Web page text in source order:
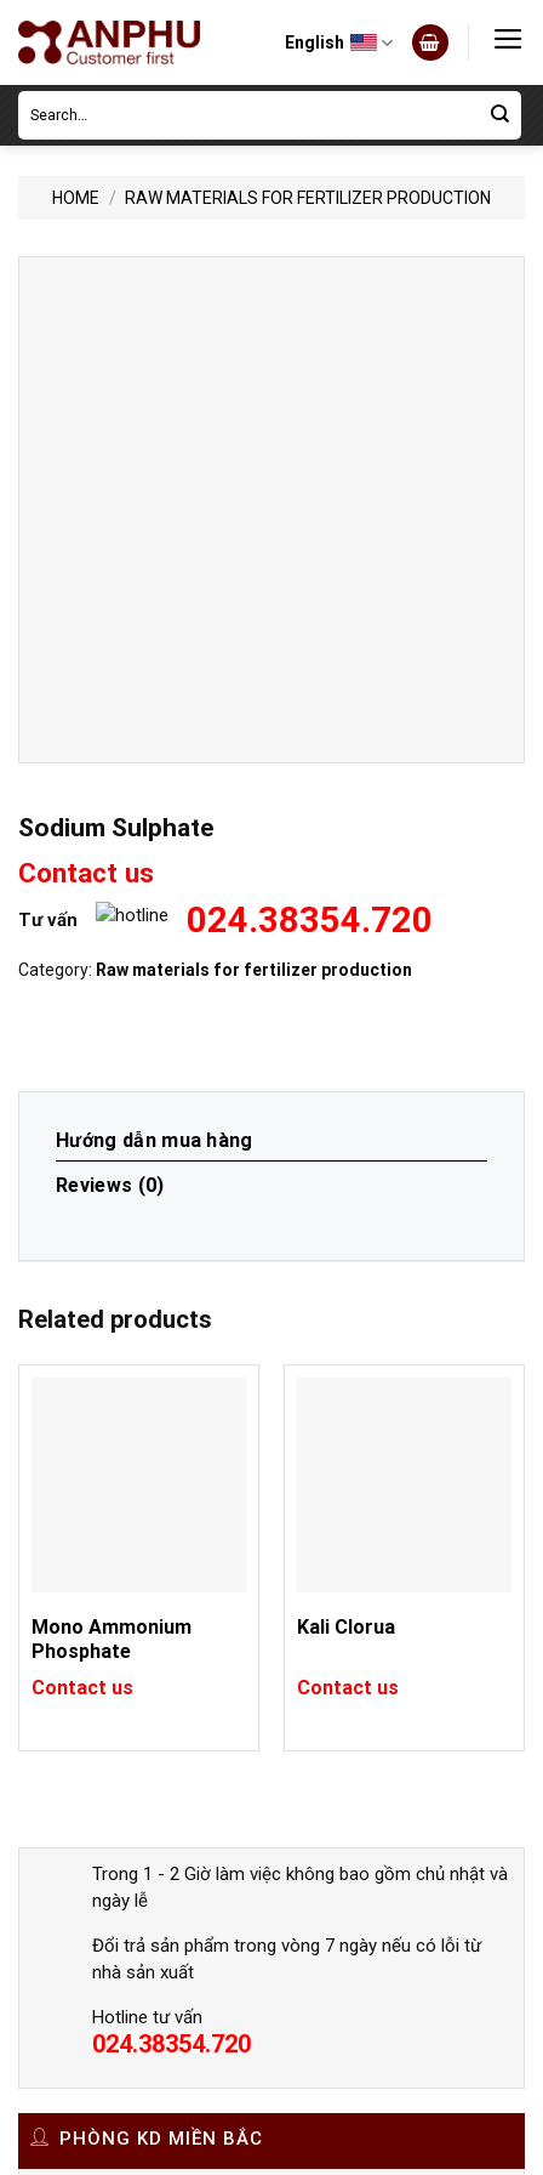
content
English
HOME / RAW MATERIALS FOR FERTILIZER PRODUCTION
Sodium Sulphate
Contact us
Tư vấn 024.38354.720
Category: Raw materials for fertilizer production
Hướng dẫn mua hàng
Reviews (0)
Related products
Mono Ammonium
Phosphate
Contact us
Kali Clorua
Contact us
Trong 1 - 2 Giờ làm việc không bao gồm chủ nhật và
ngày lễ
Đổi trả sản phẩm trong vòng 7 ngày nếu có lỗi từ
nhà sản xuất
Hotline tư vấn
024.38354.720
PHÒNG KD MIỀN BẮC